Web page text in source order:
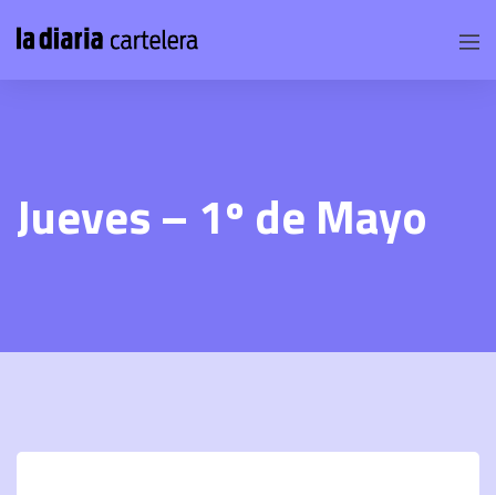
Jueves – 1º de Mayo